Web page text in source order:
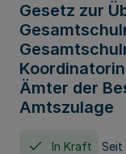
Gesetz zur
Ämter der
Amtszulage
In Kraft Seit